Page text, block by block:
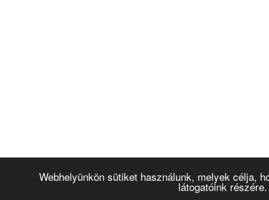
Webhelyünkön sütiket használunk, melyek célja,
látogatóink